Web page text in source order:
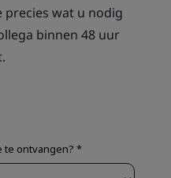
wat u nodig
binnen 48 uur